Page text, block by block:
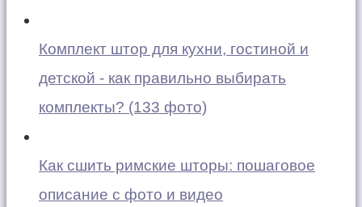
Комплект штор для кухни, гостиной и
детской - как правильно выбирать
комплекты? (133 фото)
Как сшить римские шторы: пошаговое
описание с фото и видео